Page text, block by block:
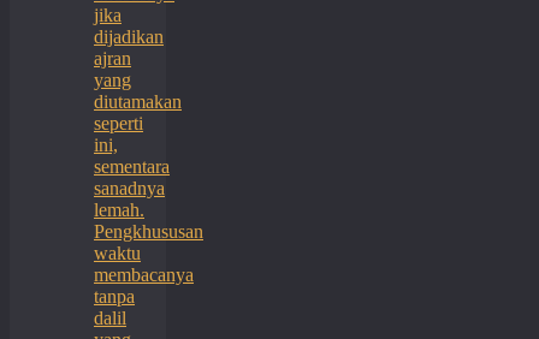
jika
dijadikan
ajran
yang
diutamakan
seperti
ini,
sementara
sanadnya
lemah.
Pengkhususan
waktu
membacanya
tanpa
dalil